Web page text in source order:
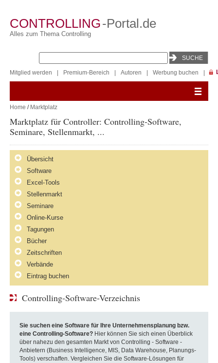
CONTROLLING-Portal.de
Alles zum Thema Controlling
Mitglied werden Premium-Bereich Autoren Werbung buchen
Home / Marktplatz
Marktplatz für Controller: Controlling-Software,
Seminare, Stellenmarkt, ...
Übersicht
Software
Excel-Tools
Stellenmarkt
Seminare
Online-Kurse
Tagungen
Bücher
Zeitschriften
Verbände
Eintrag buchen
Controlling-Software-Verzeichnis
Sie suchen eine Software für Ihre Unternehmensplanung bzw.
eine Controlling-Software? Hier können Sie sich einen Überblick
über nahezu den gesamten Markt von Controlling - Software -
Anbietern (Business Intelligence, MIS, Data Warehouse, Planungs-
Tools) verschaffen. Vergleichen Sie die Software-Lösungen für